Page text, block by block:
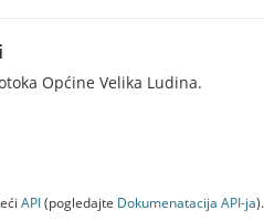
Općine Velika Ludina.
API(pogledajte Dokumenаtаcijа API-jа).